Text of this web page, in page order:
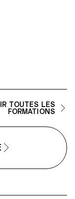
TOUTES LES
FORMATIONS